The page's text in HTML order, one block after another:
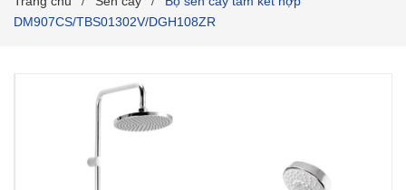
DM907CS/TBS01302V/DGH108ZR